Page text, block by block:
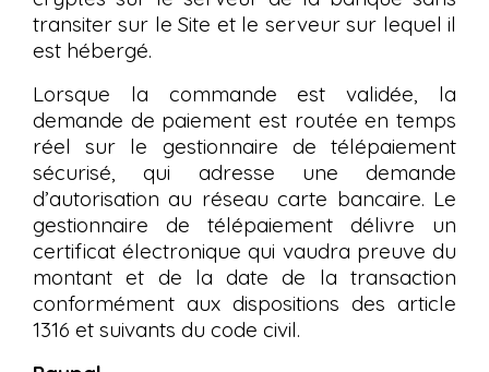
transiter sur le Site et le serveur sur lequel il
est hébergé.
Lorsque la commande est validée, la
demande de paiement est routée en temps
réel sur le gestionnaire de télépaiement
sécurisé, qui adresse une demande
d’autorisation au réseau carte bancaire. Le
gestionnaire de télépaiement délivre un
certificat électronique qui vaudra preuve du
montant et de la date de la transaction
conformément aux dispositions des article
1316 et suivants du code civil.